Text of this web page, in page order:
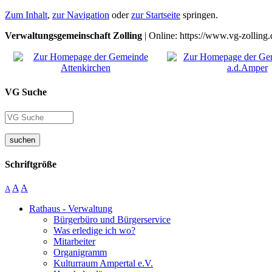
Zum Inhalt, zur Navigation oderzur Startseite springen.
Verwaltungsgemeinschaft Zolling | Online: https://www.vg-
VG Suche
suchen
Schriftgröße
A A A
Rathaus - Verwaltung
Bürgerbüro und Bürgerservice
Was erledige ich wo?
Mitarbeiter
Organigramm
Kulturraum Ampertal e.V.